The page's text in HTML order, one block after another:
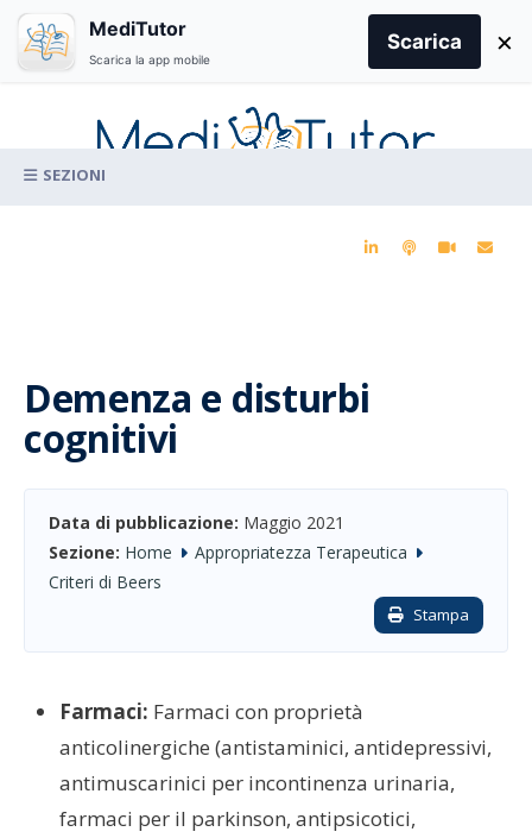
content
Demenza e disturbi
cognitivi
Data di pubblicazione: Maggio 2021
Sezione: Home
Appropriatezza Terapeutica
Criteri di Beers
Stampa
Farmaci: Farmaci con proprietà
anticolinergiche (antistaminici, antidepressivi,
antimuscarinici per incontinenza urinaria,
farmaci per il parkinson, antipsicotici,
for:
MediTutor
Scarica la app mobile
Scarica ×